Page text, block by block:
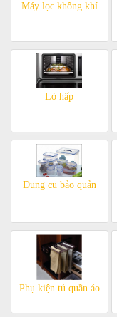
Máy lọc không khí
Lò hấp
Dụng cụ bảo quản
Phụ kiện tủ quần áo